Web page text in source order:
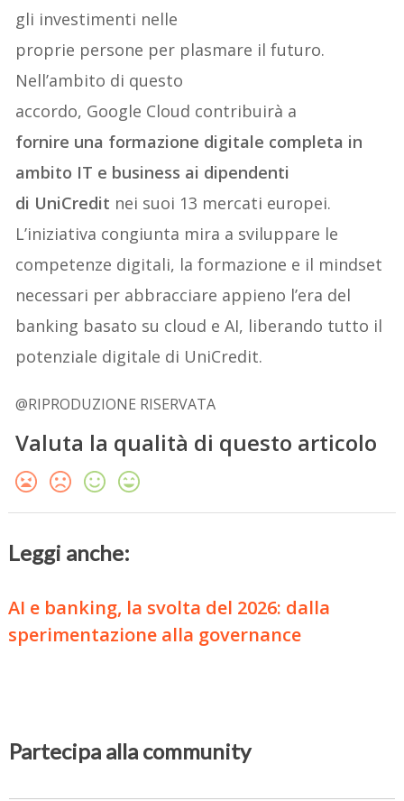
gli investimenti nelle
proprie persone per plasmare il futuro.
Nell’ambito di questo
accordo, Google Cloud contribuirà a
fornire una formazione digitale completa in
ambito IT e business ai dipendenti
di UniCredit nei suoi 13 mercati europei.
L’iniziativa congiunta mira a sviluppare le
competenze digitali, la formazione e il mindset
necessari per abbracciare appieno l’era del
banking basato su cloud e AI, liberando tutto il
potenziale digitale di UniCredit.
@RIPRODUZIONE RISERVATA
Valuta la qualità di questo articolo
Leggi anche:
AI e banking, la svolta del 2026: dalla
sperimentazione alla governance
Partecipa alla community